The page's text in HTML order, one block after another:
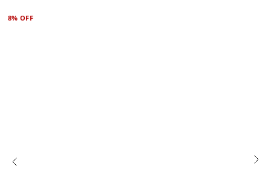
8% OFF
2º
pijama